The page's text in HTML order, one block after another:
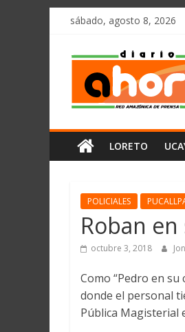
олимп казино
Saltarsábado, agosto 8, 2026
Diario
Ahora
Cadena
Amazónica
de
Noticias
del
Perú,
Mundo
Ucayali,
San
Martín
LORETO
POLICIALES
Roban en
octubre 3, 2018
Como “Pedro en
donde el personal
Pública Magisterial